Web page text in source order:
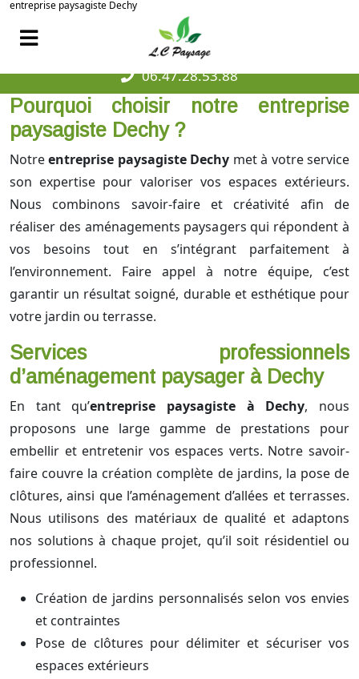
entreprise paysagiste Dechy
06.47.28.53.88
Pourquoi choisir notre entreprise
paysagiste Dechy ?
Notreentreprise paysagiste Dechy met à votre service
son expertise pour valoriser vos espaces extérieurs.
Nous combinons savoir-faire et créativité afin de
réaliser des aménagements paysagers qui répondent à
vos besoins tout en s’intégrant parfaitement à
l’environnement. Faire appel à notre équipe, c’est
garantir un résultat soigné, durable et esthétique pour
votre jardin ou terrasse.
Services professionnels
d’aménagement paysager à Dechy
En tant qu’entreprise paysagiste à Dechy, nous
proposons une large gamme de prestations pour
embellir et entretenir vos espaces verts. Notre savoir-
faire couvre la création complète de jardins, la pose de
clôtures, ainsi que l’aménagement d’allées et terrasses.
Nous utilisons des matériaux de qualité et adaptons
nos solutions à chaque projet, qu’il soit résidentiel ou
professionnel.
Création de jardins personnalisés selon vos envies
et contraintes
Pose de clôtures pour délimiter et sécuriser vos
espaces extérieurs